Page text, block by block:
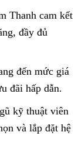
Thanh cam kết
đầy đủ
đến mức giá
đãi hấp dẫn.
kỹ thuật viên
và lắp đặt hệ